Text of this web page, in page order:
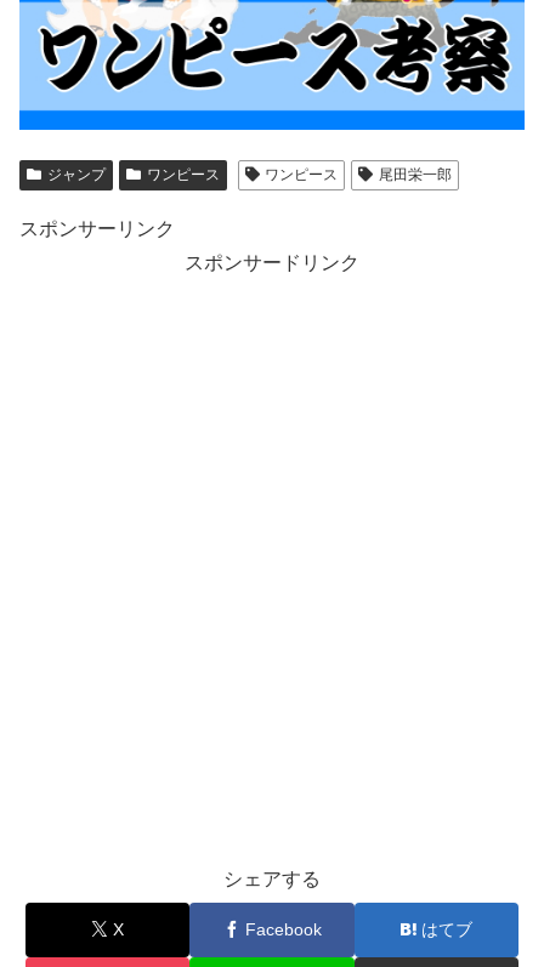
ジャンプ ワンピース ワンピース 尾田栄一郎
スポンサーリンク
スポンサードリンク
シェアする
X Facebook はてブ